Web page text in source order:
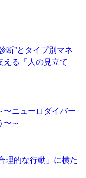
断”とタイプ別マネ
える「人の見立て
〜ニューロダイバー
〜～
理的な行動」に横た